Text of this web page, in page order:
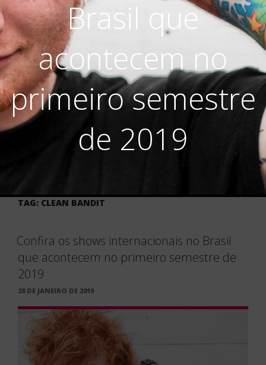
Brasil que
acontecem no
primeiro semestre
de 2019
TAG: CLEAN BANDIT
Confira os shows internacionais no Brasil
que acontecem no primeiro semestre de
2019
PUBLICADO
28 DE JANEIRO DE 2019